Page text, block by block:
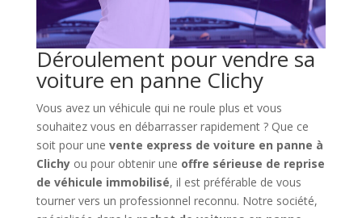
Déroulement pour vendre sa
voiture en panne Clichy
Vous avez un véhicule qui ne roule plus et vous
souhaitez vous en débarrasser rapidement ? Que ce
soit pour une vente express de voiture en panne à
Clichyou pour obtenir une offre sérieuse de reprise
de véhicule immobilisé, il est préférable de vous
tourner vers un professionnel reconnu. Notre société,